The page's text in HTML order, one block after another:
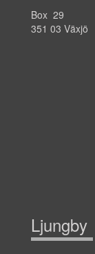
Box 29
351 03 Växjö
Ljungby